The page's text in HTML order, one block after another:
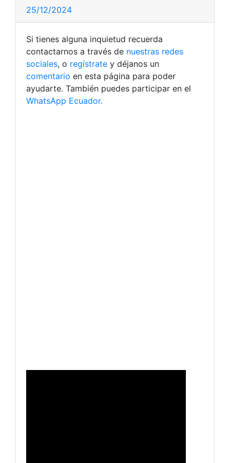
25/12/2024
Si tienes alguna inquietud recuerda
contactarnos a través de nuestras redes
sociales, o regístrate y déjanos un
comentario en esta página para poder
ayudarte. También puedes participar en el
WhatsApp Ecuador.